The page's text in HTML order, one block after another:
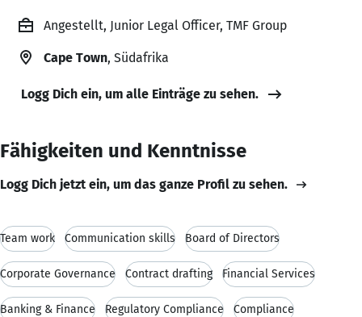
Angestellt, Junior Legal Officer, TMF Group
Cape Town, Südafrika
Logg Dich ein, um alle Einträge zu sehen.
Fähigkeiten und Kenntnisse
Logg Dich jetzt ein, um das ganze Profil zu sehen.
Team work Communication skills Board of Directors
Corporate Governance Contract drafting Financial Services
Banking & Finance Regulatory Compliance Compliance